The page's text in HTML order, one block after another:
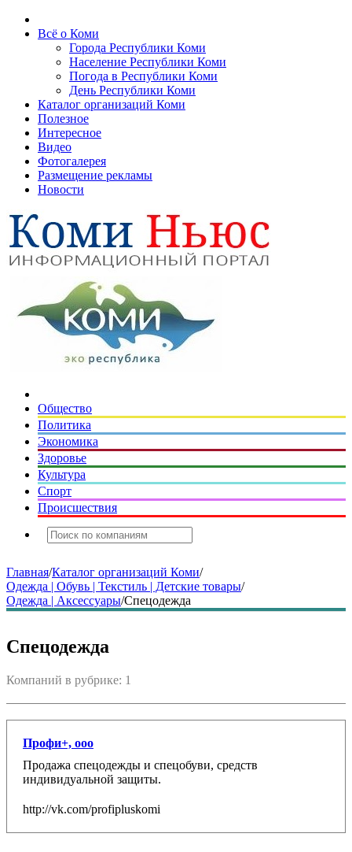
Всё о Коми
Города Республики Коми
Население Республики Коми
Погода в Республики Коми
День Республики Коми
Каталог организаций Коми
Полезное
Интересное
Видео
Фотогалерея
Размещение рекламы
Новости
Общество
Политика
Экономика
Здоровье
Культура
Спорт
Происшествия
Главная/Каталог организаций Коми/
Одежда | Обувь | Текстиль | Детские товары/
Одежда | Аксессуары/Спецодежда
Спецодежда
Компаний в рубрике: 1
Профи+, ооо
Продажа спецодежды и спецобуви, средств
индивидуальной защиты.
http://vk.com/profipluskomi